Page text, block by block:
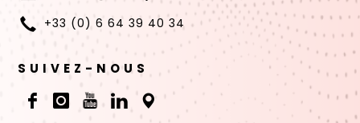
+33 (0) 6 64 39 40 34
SUIVEZ-NOUS